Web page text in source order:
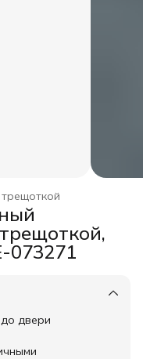
073271
двери